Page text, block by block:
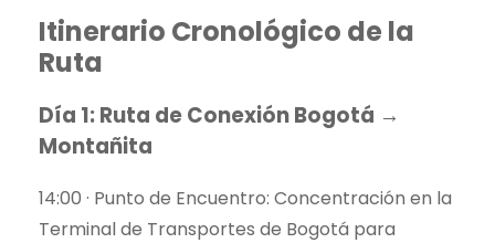
Itinerario Cronológico de la
Ruta
Día 1: Ruta de Conexión Bogotá →
Montañita
14:00 · Punto de Encuentro: Concentración en la
Terminal de Transportes de Bogotá para